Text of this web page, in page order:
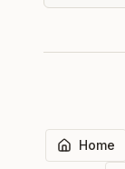
Home